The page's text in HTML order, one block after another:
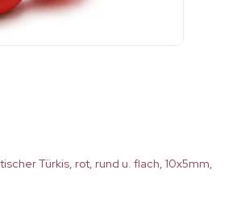
Türkis, rot, rund u. flach, 10x5mm,